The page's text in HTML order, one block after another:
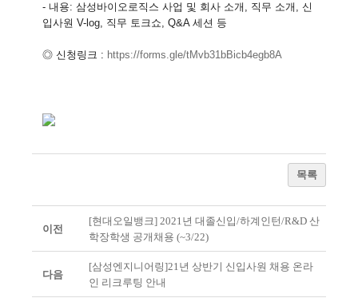
- 내용: 삼성바이오로직스 사업 및 회사 소개, 직무 소개, 신
입사원 V-log, 직무 토크쇼, Q&A 세션 등
◎ 신청링크 : https://forms.gle/tMvb31bBicb4egb8A
목록
이전
[현대오일뱅크] 2021년 대졸신입/하계인턴/R&D 산
학장학생 공개채용 (~3/22)
다음
[삼성엔지니어링]21년 상반기 신입사원 채용 온라
인 리크루팅 안내